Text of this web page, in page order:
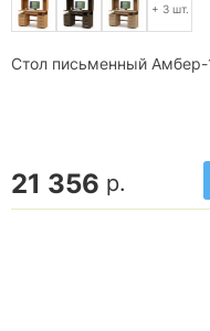
+ 3 шт.
Стол письменный
21 356 р.